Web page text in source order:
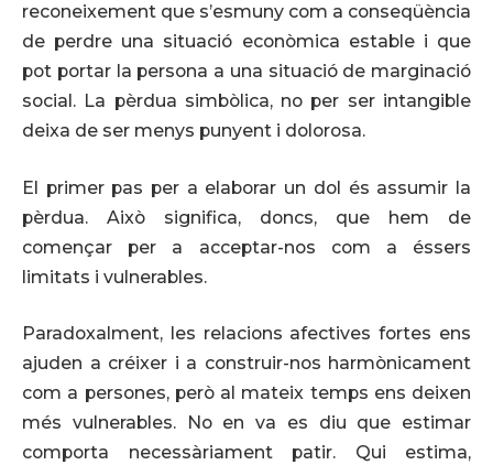
reconeixement que s’esmuny com a conseqüència
de perdre una situació econòmica estable i que
pot portar la persona a una situació de marginació
social. La pèrdua simbòlica, no per ser intangible
deixa de ser menys punyent i dolorosa.
El primer pas per a elaborar un dol és assumir la
pèrdua. Això significa, doncs, que hem de
començar per a acceptar-nos com a éssers
limitats i vulnerables.
Paradoxalment, les relacions afectives fortes ens
ajuden a créixer i a construir-nos harmònicament
com a persones, però al mateix temps ens deixen
més vulnerables. No en va es diu que estimar
comporta necessàriament patir. Qui estima,